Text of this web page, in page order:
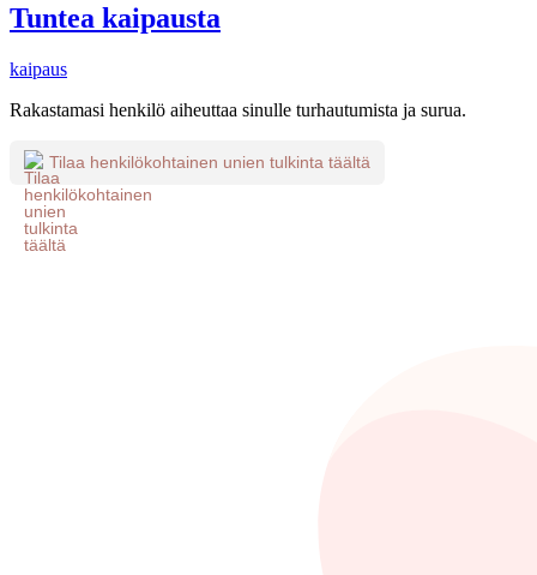
Tuntea kaipausta
kaipaus
Rakastamasi henkilö aiheuttaa sinulle turhautumista ja surua.
Tilaa henkilökohtainen unien tulkinta täältä